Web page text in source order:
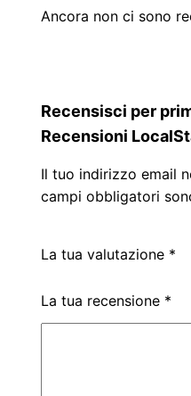
Ancora non ci sono
Recensisci per
Recensioni
Il tuo indirizzo email
campi obbligatori
La tua valutazione *
La tua recensione *